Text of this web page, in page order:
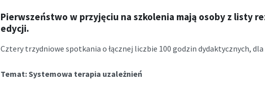
Pierwszeństwo w przyjęciu na szkolenia mają osoby z listy
edycji.
Cztery trzydniowe spotkania o łącznej liczbie 100 godzin dydaktycznych,
Temat: Systemowa terapia uzależnień